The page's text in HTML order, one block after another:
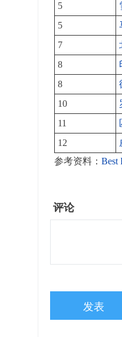
5
5
7
8
8
10
11
12
参考资料：Best
评论
发表